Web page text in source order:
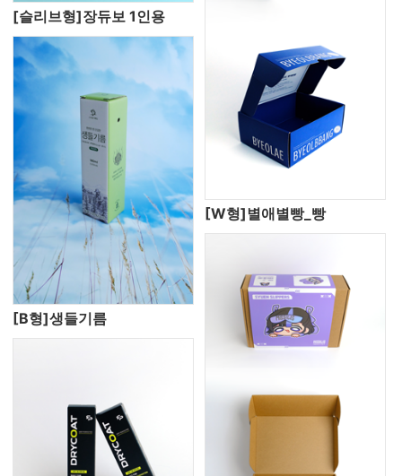
[슬리브형]장듀보 1인용
[B형]생들기름
[W형]별애별빵_빵